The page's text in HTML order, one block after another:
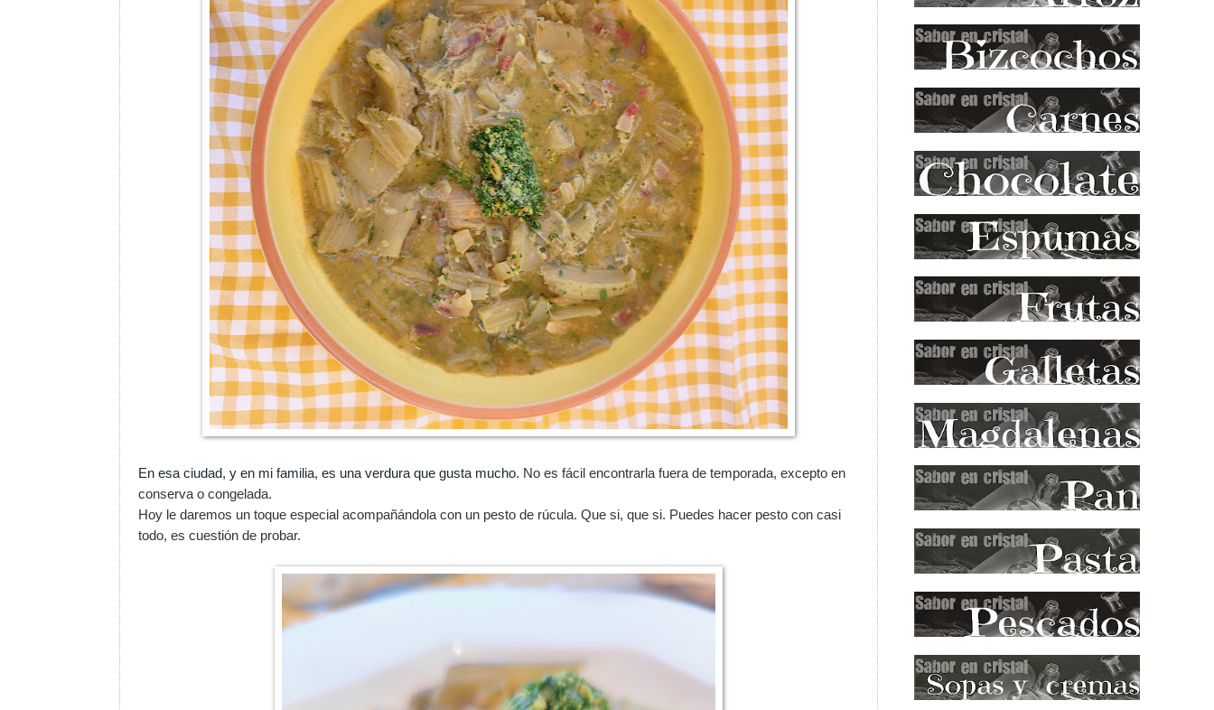
En esa ciudad, y en mi familia, es una verdura que gusta mucho. No es fácil encontrarla fuera de temporada, excepto en
conserva o congelada.
Hoy le daremos un toque especial acompañándola con un pesto de rúcula. Que si, que si. Puedes hacer pesto con casi
todo, es cuestión de probar.